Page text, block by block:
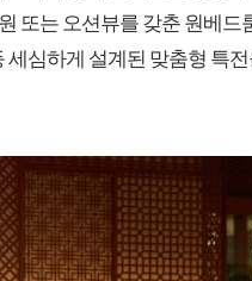
또는 오션뷰를 갖춘 원베드
심하게 설계된 맞춤형 특